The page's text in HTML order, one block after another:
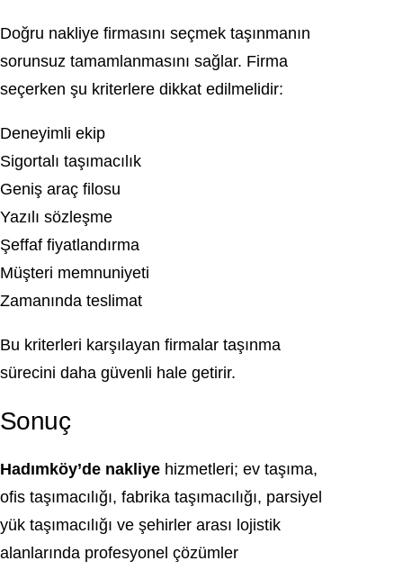
Doğru nakliye firmasını seçmek taşınmanın
sorunsuz tamamlanmasını sağlar. Firma
seçerken şu kriterlere dikkat edilmelidir:
Deneyimli ekip
Sigortalı taşımacılık
Geniş araç filosu
Yazılı sözleşme
Şeffaf fiyatlandırma
Müşteri memnuniyeti
Zamanında teslimat
Bu kriterleri karşılayan firmalar taşınma
sürecini daha güvenli hale getirir.
Sonuç
Hadımköy’de nakliye hizmetleri; ev taşıma,
ofis taşımacılığı, fabrika taşımacılığı, parsiyel
yük taşımacılığı ve şehirler arası lojistik
alanlarında profesyonel çözümler